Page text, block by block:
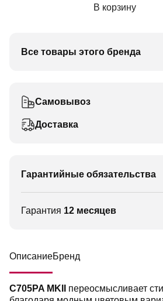
В корзину
Все товары этого бренда
Самовывоз
Доставка
Гарантийные обязательства
Гарантия 12 месяцев
ОписаниеБренд
C705PA MKII
переосмысливает